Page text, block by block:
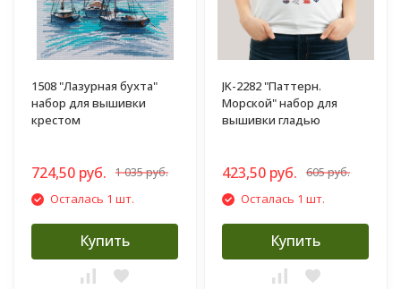
1508 "Лазурная бухта"
набор для вышивки
крестом
724,50 руб. 1 035 руб.
Осталась 1 шт.
Купить
JK-2282 "Паттерн.
Морской" набор для
вышивки гладью
423,50 руб. 605 руб.
Осталась 1 шт.
Купить